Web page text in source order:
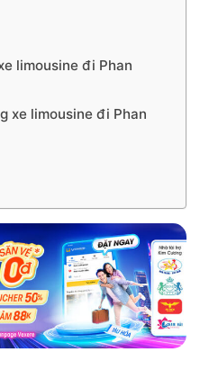
limousine đi Phan
xe limousine đi Phan